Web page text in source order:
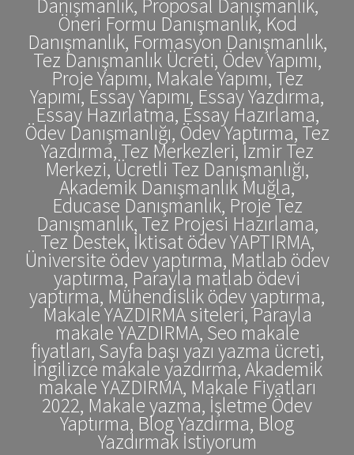
Danışmanlık, Proposal Danışmanlık,
Öneri Formu Danışmanlık, Kod
Danışmanlık, Formasyon Danışmanlık,
Tez Danışmanlık Ücreti, Ödev Yapımı,
Proje Yapımı, Makale Yapımı, Tez
Yapımı, Essay Yapımı, Essay Yazdırma,
Essay Hazırlatma, Essay Hazırlama,
Ödev Danışmanlığı, Ödev Yaptırma, Tez
Yazdırma, Tez Merkezleri, İzmir Tez
Merkezi, Ücretli Tez Danışmanlığı,
Akademik Danışmanlık Muğla,
Educase Danışmanlık, Proje Tez
Danışmanlık, Tez Projesi Hazırlama,
Tez Destek, İktisat ödev YAPTIRMA,
Üniversite ödev yaptırma, Matlab ödev
yaptırma, Parayla matlab ödevi
yaptırma, Mühendislik ödev yaptırma,
Makale YAZDIRMA siteleri, Parayla
makale YAZDIRMA, Seo makale
fiyatları, Sayfa başı yazı yazma ücreti,
İngilizce makale yazdırma, Akademik
makale YAZDIRMA, Makale Fiyatları
2022, Makale yazma, İşletme Ödev
Yaptırma, Blog Yazdırma, Blog
Yazdırmak İstiyorum